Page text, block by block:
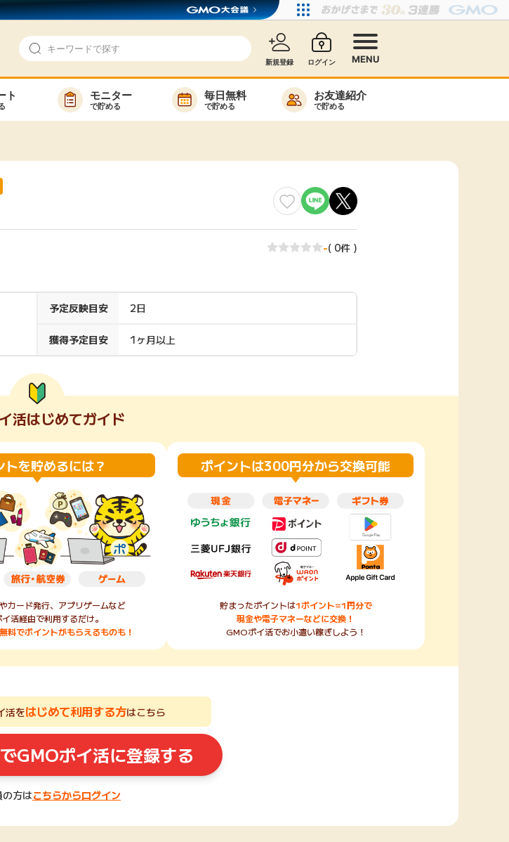
新規登録 ログイン MENU
モニター
特集一覧
ヘルプセンター
ト モニター
で貯める
毎日無料
で貯める
お友達紹介
で貯める
購入額の1%P
カテゴリーから検索
新着
ポイ活
お得情報
（貯まる・使えるお店）
情報
-( 0件 )
予定反映目安 2日
獲得予定目安 1ヶ月以上
活はじめてガイド
トを貯めるには？
カード発行、アプリゲームなど
活経由で利用するだけ。
料でポイントがもらえるものも！
ポイントは300円分から交換可能
貯まったポイントは1ポイント=1円分で
現金や電子マネーなどに交換！
GMOポイ活でお小遣い稼ぎしよう！
活をはじめて利用する方はこちら
GMOポイ活に登録する
方はこちらからログイン